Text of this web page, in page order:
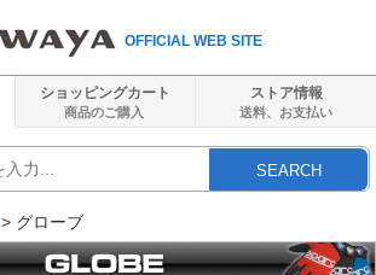
OFFICIAL WEB SITE
ショッピングカート
商品のご購入
ストア情報
送料、 お支払い
SEARCH
> グローブ